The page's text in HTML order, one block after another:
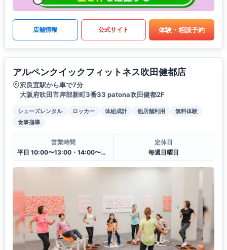
店舗情報 公式サイト 体験・相談予約
アルペンクイックフィットネス吹田健都店
沢良宜駅から車で7分
大阪府吹田市岸部新町3番33 patona吹田健都2F
シューズレンタル ロッカー 体組成計 他店舗利用
無料体験
食事指導
営業時間
平日 10:00〜13:00・14:00〜20:00
定休日
毎週日曜日